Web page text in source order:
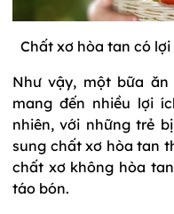
Chất xơ hòa tan có
Như vậy, một bữa
mang đến nhiều lợi
nhiên, với những trẻ
sung chất xơ hòa tan
chất xơ không hòa
táo bón.